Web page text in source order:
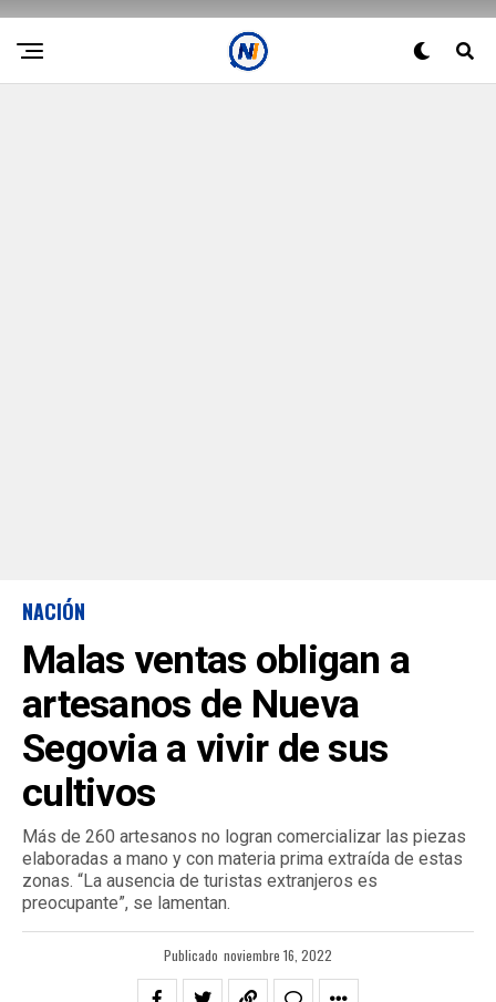
NACIÓN
Malas ventas obligan a
artesanos de Nueva
Segovia a vivir de sus
cultivos
Más de 260 artesanos no logran comercializar las piezas
elaboradas a mano y con materia prima extraída de estas
zonas. “La ausencia de turistas extranjeros es
preocupante”, se lamentan.
Publicado noviembre 16, 2022